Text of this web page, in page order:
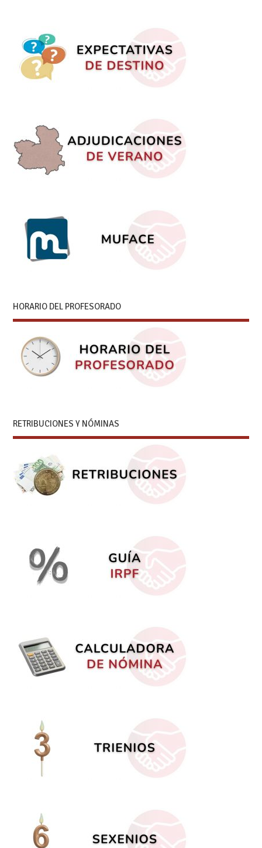
HORARIO DEL PROFESORADO
RETRIBUCIONES Y NÓMINAS